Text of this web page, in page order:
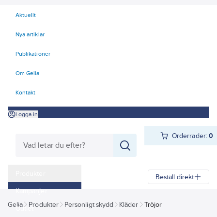
Aktuellt
Nya artiklar
Publikationer
Om Gelia
Kontakt
Logga in
Orderrader:0
Kampanjer
Outlet
Beställ direkt
Gelia Produkter Personligt skydd Kläder Tröjor